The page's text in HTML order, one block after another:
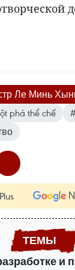
Ле Минь
phá thể chế
и